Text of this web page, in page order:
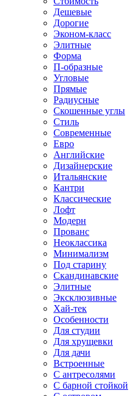
Дешевые
Дорогие
Эконом-класс
Элитные
Форма
П-образные
Угловые
Прямые
Радиусные
Скошенные углы
Стиль
Современные
Евро
Английские
Дизайнерские
Итальянские
Кантри
Классические
Лофт
Модерн
Прованс
Неоклассика
Минимализм
Под старину
Скандинавские
Элитные
Эксклюзивные
Хай-тек
Особенности
Для студии
Для хрущевки
Для дачи
Встроенные
С антресолями
С барной стойкой